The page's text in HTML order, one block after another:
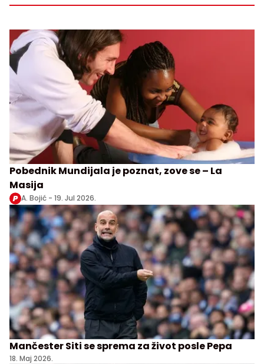
Pobednik Mundijala je poznat, zove se – La
Masija
A. Bojić - 19. Jul 2026.
Mančester Siti se sprema za život posle Pepa
18. Maj 2026.